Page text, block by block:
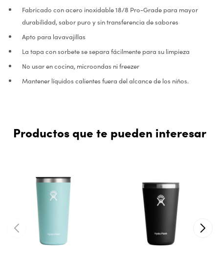
Fabricado con acero inoxidable 18/8 Pro-Grade para mayor
durabilidad, sabor puro y sin transferencia de sabores
Apto para lavavajillas
La tapa con sorbete se separa fácilmente para su limpieza
No usar en cocina, microondas ni freezer
Mantener líquidos calientes fuera del alcance de los niños.
Productos que te pueden interesar